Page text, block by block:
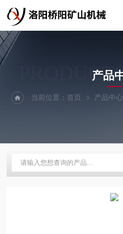
产品
当前位置：首页 产品中心